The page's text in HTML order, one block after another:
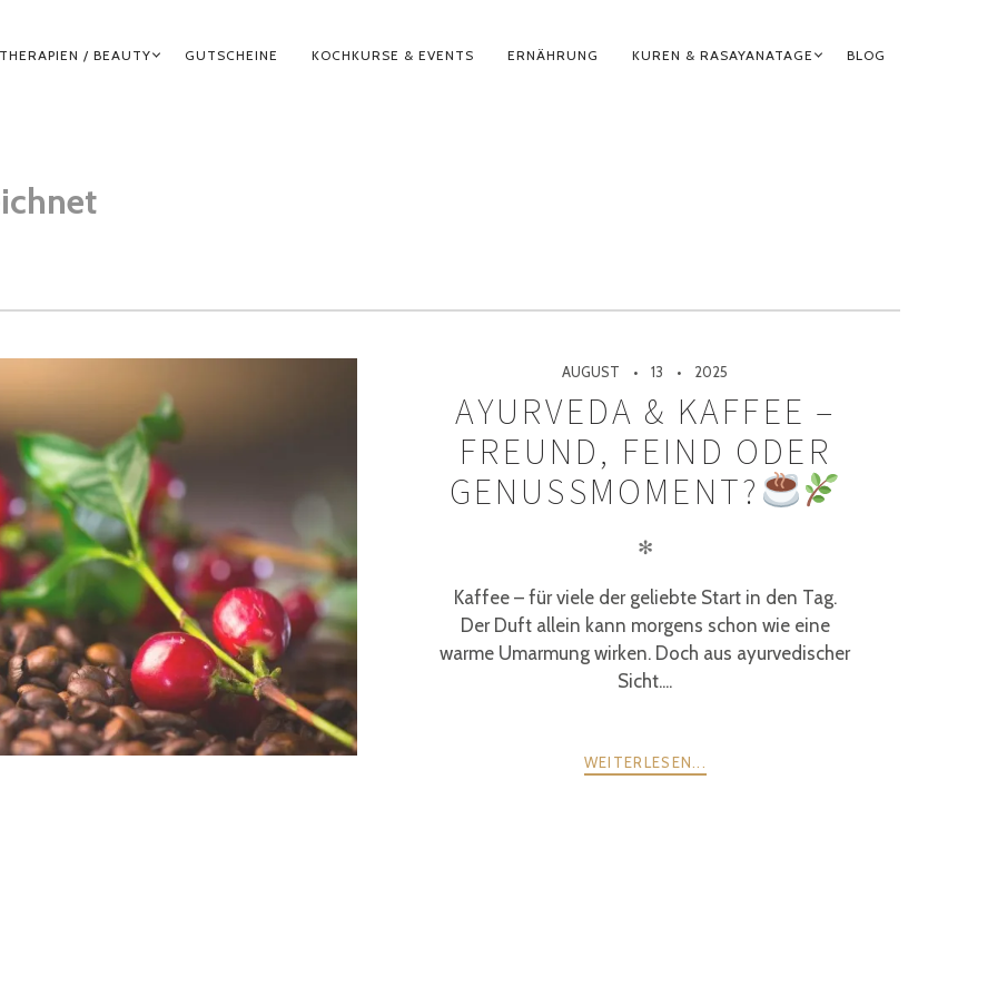
/ BEAUTY GUTSCHEINE KOCHKURSE & EVENTS ERNÄHRUNG KUREN & RASAYANATAGE BLOG
AUGUST 13 2025
AYURVEDA & KAFFEE –
FREUND, FEIND ODER
GENUSSMOMENT?
✻
Kaffee – für viele der geliebte Start in den Tag.
Der Duft allein kann morgens schon wie eine
warme Umarmung wirken. Doch aus ayurvedischer
Sicht....
WEITERLESEN...